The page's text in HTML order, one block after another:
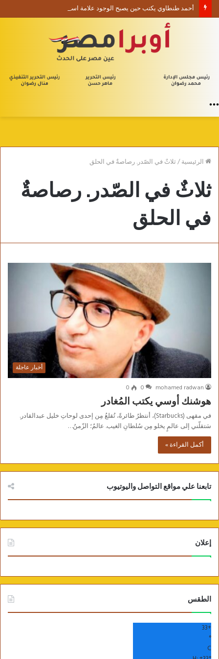
أحمد طنطاوي يكتب حين يصبح الوجود علامة استفهام
الرئيسية/ثلاثٌ في الصّدر. رصاصةٌ في الحلق
ثلاثٌ في الصّدر. رصاصةٌ
في الحلق
أخبار عاجلة
mohamed radwan
0
0
هوشنك أوسي يكتب المُغادر
في مقهى (Starbucks)، أنتظرُ طائرةً، تُقلعُ مِن إحدى لوحاتِ خليل عبدالقادر.
سَتقلّني إلى عالمٍ يخلو مِن سُلطانِ الغيب. عالمٌ؛ الزّمنُ…
أكمل القراءة »
تابعنا علي مواقع التواصل واليوتيوب
إعلان
الطقس
+
33
°
C